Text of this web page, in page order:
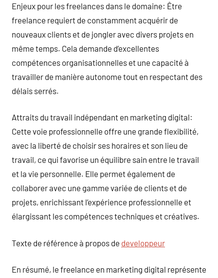
Enjeux pour les freelances dans le domaine: Être
freelance requiert de constamment acquérir de
nouveaux clients et de jongler avec divers projets en
même temps. Cela demande d’excellentes
compétences organisationnelles et une capacité à
travailler de manière autonome tout en respectant des
délais serrés.
Attraits du travail indépendant en marketing digital:
Cette voie professionnelle offre une grande flexibilité,
avec la liberté de choisir ses horaires et son lieu de
travail, ce qui favorise un équilibre sain entre le travail
et la vie personnelle. Elle permet également de
collaborer avec une gamme variée de clients et de
projets, enrichissant l’expérience professionnelle et
élargissant les compétences techniques et créatives.
Texte de référence à propos de developpeur
En résumé, le freelance en marketing digital représente